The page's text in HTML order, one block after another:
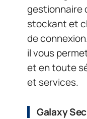
gestionnaire
stockant et
de
il vous
et en toute
et services.
Galaxy